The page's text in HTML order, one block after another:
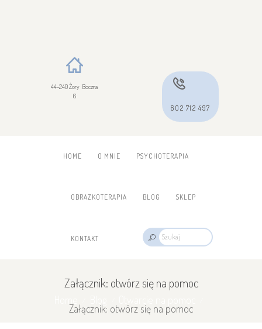
44-240 Żory Boczna
6
602 712 497
HOME O MNIE PSYCHOTERAPIA
OBRAZKOTERAPIA BLOG SKLEP
KONTAKT
Załącznik: otwórz się na pomoc
Załącznik: otwórz się na pomoc